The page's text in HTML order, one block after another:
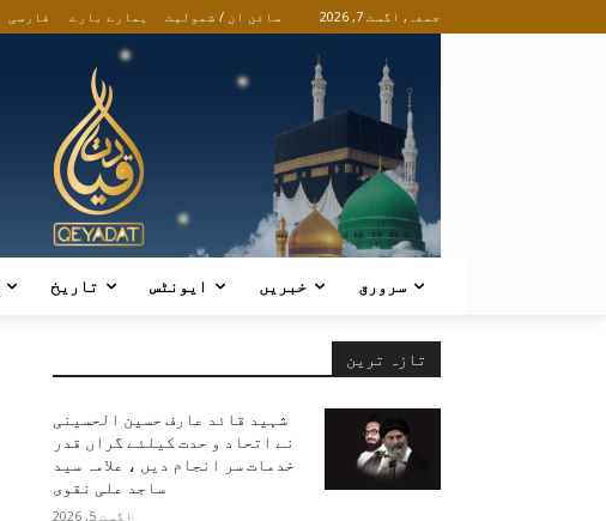
جمعہ, اگست 7, 2026 سائن ان / شمولیت فارسی ہمارے بارے
سرورق خبریں ایونٹس تاریخ
تازہ ترین
شہید قائد عارف حسین الحسینی
نے اتحاد و حدت کیلئے گراں قدر
خدمات سر انجام دیں ، علامہ سید
ساجد علی نقوی
اگست 5, 2026